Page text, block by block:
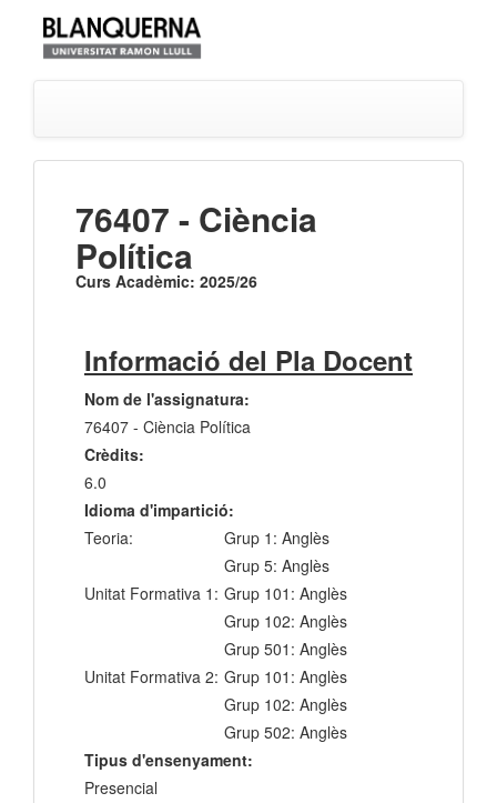
76407 - Ciència
Política
Curs Acadèmic: 2025/26
Informació del Pla Docent
Nom de l'assignatura:
76407 - Ciència Política
Crèdits:
6.0
Idioma d'impartició:
Teoria:
Grup 1: Anglès
Grup 5: Anglès
Unitat Formativa 1: Grup 101: Anglès
Grup 102: Anglès
Grup 501: Anglès
Unitat Formativa 2: Grup 101: Anglès
Grup 102: Anglès
Grup 502: Anglès
Tipus d'ensenyament:
Presencial